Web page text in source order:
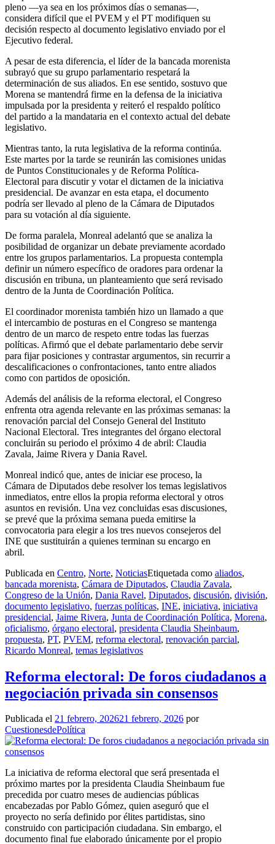
pleno —ya sea en los próximos días o semanas—,
considera difícil que el PVEM y el PT modifiquen su
decisión respecto al documento legislativo enviado por el
Ejecutivo federal.
A pesar de esta diferencia, el líder de la bancada morenista
subrayó que su grupo parlamentario respetará la
determinación de sus aliados. En ese sentido, sostuvo que
Morena se mantendrá firme en la defensa de la iniciativa
impulsada por la presidenta y reiteró el respaldo político
del partido a la mandataria en el contexto actual del debate
legislativo.
Mientras tanto, la ruta legislativa de la reforma continúa.
Este martes por la tarde se reunirán las comisiones unidas
de Puntos Constitucionales y de Reforma Política-
Electoral para discutir y votar el dictamen de la iniciativa
presidencial. De avanzar en esta etapa, el documento
podría ser llevado al pleno de la Cámara de Diputados
para su votación al día siguiente.
De forma paralela, Monreal adelantó que se analiza la
posibilidad de organizar un debate previamente acordado
entre los grupos parlamentarios. La propuesta contempla
definir un número específico de oradores para ordenar la
discusión en tribuna, un planteamiento que será revisado
dentro de la Junta de Coordinación Política.
El coordinador morenista también hizo un llamado a que
el intercambio de posturas en el Congreso se mantenga
dentro de un marco de respeto entre todas las fuerzas
políticas. Afirmó que el debate parlamentario debe servir
para fijar posiciones y contrastar argumentos, sin recurrir a
descalificaciones o confrontaciones, tanto entre aliados
como con partidos de oposición.
Además del análisis de la reforma electoral, el Congreso
enfrenta otra agenda relevante en las próximas semanas: la
renovación parcial del Consejo General del Instituto
Nacional Electoral. Tres integrantes del órgano electoral
concluirán su periodo el próximo 4 de abril: Claudia
Zavala, Jaime Rivera y Dania Ravel.
Monreal indicó que, antes de iniciar ese proceso, la
Cámara de Diputados debe resolver los temas legislativos
inmediatos, entre ellos la propia reforma electoral y otros
asuntos en revisión. Una vez concluidas esas discusiones,
se prevé que la próxima semana pueda emitirse la
convocatoria para elegir a los tres nuevos consejeros del
INE que sustituirán a quienes terminan su encargo en
abril.
Publicada en Centro, Norte, NoticiasEtiquetada como aliados,
bancada morenista, Cámara de Diputados, Claudia Zavala,
Congreso de la Unión, Dania Ravel, Diputados, discusión, división,
documento legislativo, fuerzas políticas, INE, iniciativa, iniciativa
presidencial, Jaime Rivera, Junta de Coordinación Política, Morena,
oficialismo, órgano electoral, presidenta Claudia Sheinbaum,
propuesta, PT, PVEM, reforma electoral, renovación parcial,
Ricardo Monreal, temas legislativos
Reforma electoral: De foros ciudadanos a
negociación privada sin consensos
Publicada el 21 febrero, 202621 febrero, 2026 por
CuestionesdePolítica
La iniciativa de reforma electoral que será presentada el
próximo martes por la presidenta Claudia Sheinbaum fue
precedida por cuatro meses de audiencias públicas
encabezadas por Pablo Gómez, quien aseguró que el
proyecto no sería definido por élites partidistas, sino
construido con participación ciudadana. Sin embargo, el
documento final fue elaborado únicamente por el propio